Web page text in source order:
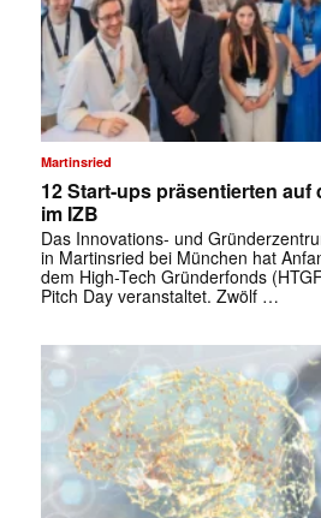
Martinsried
12 Start-ups präsentierten auf
im IZB
Das Innovations- und
in Martinsried bei München hat
dem High-Tech Gründerfonds
Pitch Day veranstaltet. Zwölf …